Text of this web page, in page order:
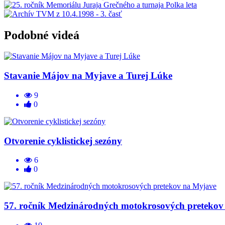
Podobné videá
Stavanie Májov na Myjave a Turej Lúke
9
0
Otvorenie cyklistickej sezóny
6
0
57. ročník Medzinárodných motokrosových